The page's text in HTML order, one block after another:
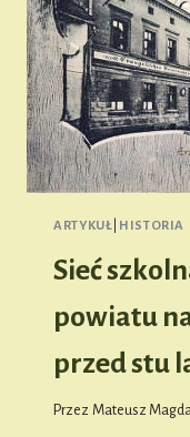
ARTYKUŁ HISTORIA
Sieć
powiatu
przed stu
Przez Mateusz